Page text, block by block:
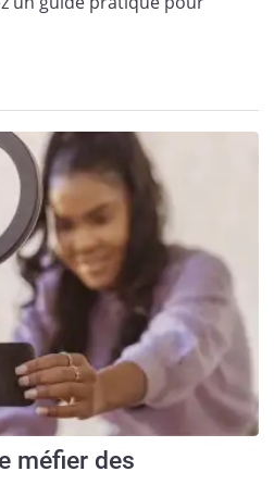
méfier des